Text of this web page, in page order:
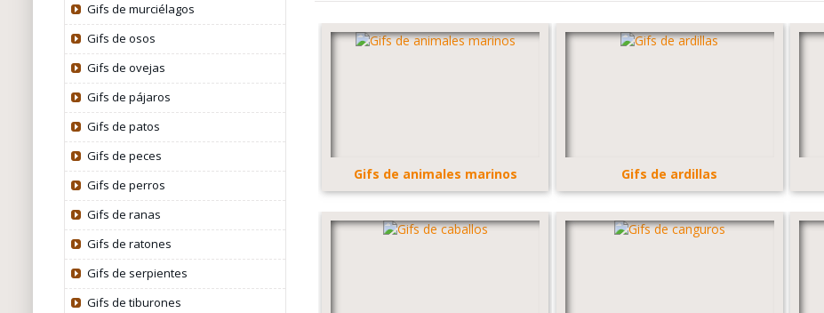
Gifs de murciélagos
Gifs de osos
Gifs de ovejas
Gifs de pájaros
Gifs de patos
Gifs de peces
Gifs de perros
Gifs de ranas
Gifs de ratones
Gifs de serpientes
Gifs de tiburones
Gifs de animales marinos Gifs de ardillas